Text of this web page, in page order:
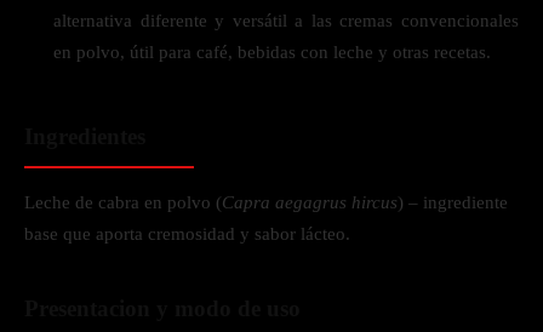
alternativa diferente y versátil a las cremas convencionales
en polvo, útil para café, bebidas con leche y otras recetas.
Leche de cabra en polvo (Capra aegagrus hircus) – ingrediente
base que aporta cremosidad y sabor lácteo.